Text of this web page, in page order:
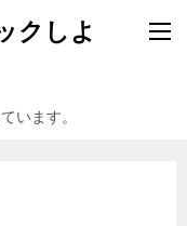
クしよ
います。